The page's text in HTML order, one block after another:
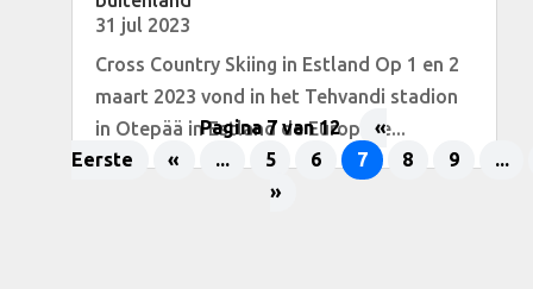
31 jul 2023
Cross Country Skiing in Estland Op 1 en 2
maart 2023 vond in het Tehvandi stadion
in Otepää in Estland de Europese...
Pagina 7 van 12
«
Eerste
« ... 5 6 7 8 9
...
»